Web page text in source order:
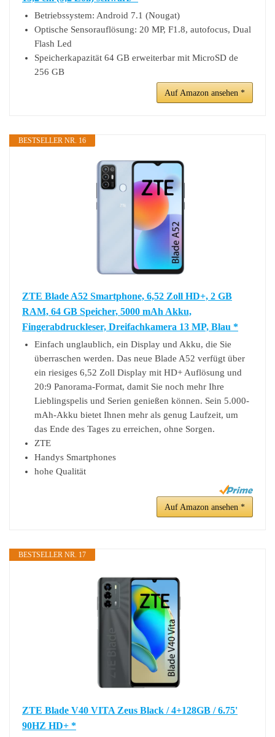
Betriebssystem: Android 7.1 (Nougat)
Optische Sensorauflösung: 20 MP, F1.8, autofocus, Dual
Flash Led
Speicherkapazität 64 GB erweiterbar mit MicroSD de
256 GB
Auf Amazon ansehen *
BESTSELLER NR. 16
ZTE Blade A52 Smartphone, 6,52 Zoll HD+, 2 GB
RAM, 64 GB Speicher, 5000 mAh Akku,
Fingerabdruckleser, Dreifachkamera 13 MP, Blau *
Einfach unglaublich, ein Display und Akku, die Sie
überraschen werden. Das neue Blade A52 verfügt über
ein riesiges 6,52 Zoll Display mit HD+ Auflösung und
20:9 Panorama-Format, damit Sie noch mehr Ihre
Lieblingspelis und Serien genießen können. Sein 5.000-
mAh-Akku bietet Ihnen mehr als genug Laufzeit, um
das Ende des Tages zu erreichen, ohne Sorgen.
ZTE
Handys Smartphones
hohe Qualität
Auf Amazon ansehen *
BESTSELLER NR. 17
ZTE Blade V40 VITA Zeus Black / 4+128GB / 6.75'
90HZ HD+ *